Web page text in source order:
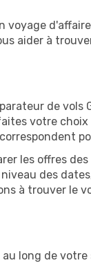
voyage
aider à
de vols
votre
les offres
des
à trouver le
long de